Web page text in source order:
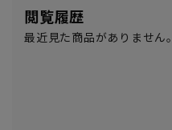
閲覧履歴
最近見た商品がありません。